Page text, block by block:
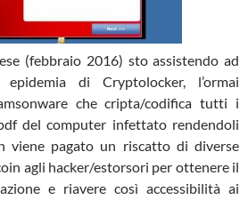
(febbraio 2016) sto assistendo ad
di Cryptolocker, l’ormai
che cripta/codifica tutti i
del computer infettato rendendoli
viene pagato un riscatto di diverse
agli hacker/estorsori per ottenere il
e riavere così accessibilità ai